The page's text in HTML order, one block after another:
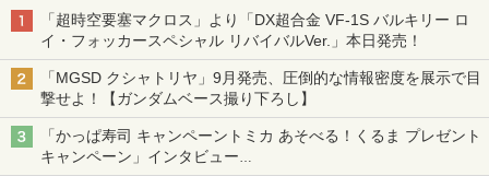
「超時空要塞マクロス」より「DX超合金 VF-1S バルキリー ロ
イ・フォッカースペシャル リバイバルVer.」本日発売！
「MGSD クシャトリヤ」9月発売、圧倒的な情報密度を展示で目
撃せよ！【ガンダムベース撮り下ろし】
「かっぱ寿司 キャンペーントミカ あそべる！くるま プレゼント
キャンペーン」インタビュー